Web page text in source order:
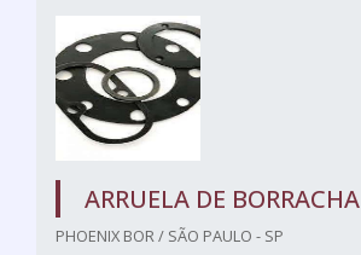
ARRUELA DE BORRACHA
PHOENIX BOR / SÃO PAULO - SP